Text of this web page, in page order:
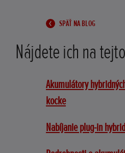
SPÄŤ NA BLOG
Nájdete ich na
Akumulátory
kocke
Nabíjanie plug-in